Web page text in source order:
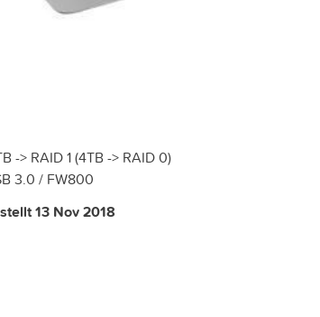
-> RAID 1 (4TB -> RAID 0)
3.0 / FW800
13 Nov 2018